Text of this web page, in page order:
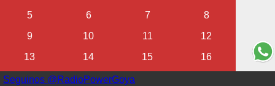
Seguinos @RadioPowerGoya
5
6 7
8
9
10 11
12
13
14 15
16
17
18